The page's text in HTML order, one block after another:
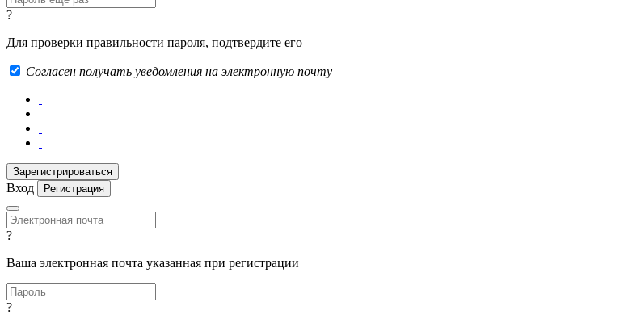
?
Для проверки правильности пароля, подтвердите его
Согласен получать уведомления на электронную почту
Вход Регистрация
?
Ваша электронная почта указанная при регистрации
?